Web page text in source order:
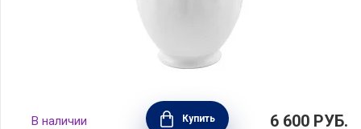
Ёмкость для масла Impressions 300 мл,
материал керамика, цвет белый, Costa Nova,
В наличии Купить 6 600 РУБ.